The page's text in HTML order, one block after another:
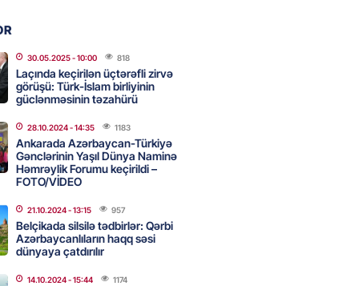
- 09:11 176
cərrahiyyə təhlükəsi:
Hospital”da sertifikatsız
tərəzi məntəqələrindən
ya yaşıl, vətəndaşa qırmızı
30.05.2025- 10:00 818
Laçında keçirilən üçtərəfli zirvə
görüşü: Türk-İslam birliyinin
güclənməsinin təzahürü
28.10.2024- 14:35 1183
Ankarada Azərbaycan-Türkiyə
Gənclərinin Yaşıl Dünya Naminə
Həmrəylik Forumu keçirildi –
FOTO/VİDEO
21.10.2024- 13:15 957
Belçikada silsilə tədbirlər: Qərbi
Azərbaycanlıların haqq səsi
dünyaya çatdırılır
14.10.2024- 15:44 1174